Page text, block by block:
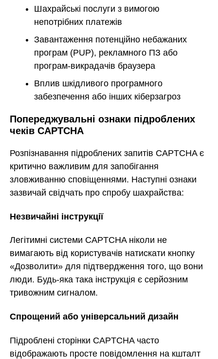
Шахрайські послуги з вимогою
непотрібних платежів
Завантаження потенційно небажаних
програм (PUP), рекламного ПЗ або
програм-викрадачів браузера
Вплив шкідливого програмного
забезпечення або інших кіберзагроз
Попереджувальні ознаки підроблених
чеків CAPTCHA
Розпізнавання підроблених запитів CAPTCHA є
критично важливим для запобігання
зловживанню сповіщеннями. Наступні ознаки
зазвичай свідчать про спробу шахрайства:
Незвичайні інструкції
Легітимні системи CAPTCHA ніколи не
вимагають від користувачів натискати кнопку
«Дозволити» для підтвердження того, що вони
люди. Будь-яка така інструкція є серйозним
тривожним сигналом.
Спрощений або універсальний дизайн
Підроблені сторінки CAPTCHA часто
відображають просте повідомлення на кшталт